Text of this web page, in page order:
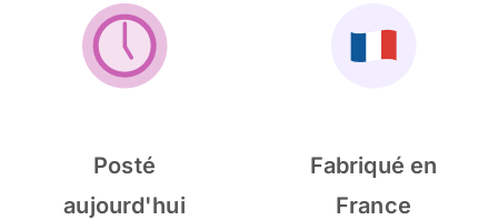
Posté
aujourd'hui
Fabriqué en
France